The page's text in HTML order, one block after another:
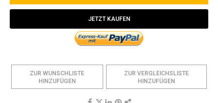
JETZT KAUFEN
ZUR WUNSCHLISTE
HINZUFÜGEN
ZUR VERGLEICHSLISTE
HINZUFÜGEN